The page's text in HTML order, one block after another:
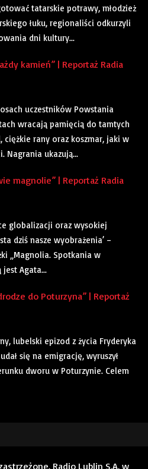
tatarskie potrawy, młodzież
łuku, regionaliści odkurzyli
dni kultury...
kamień” | Reportaż Radia
uczestników Powstania
wracają pamięcią do tamtych
ciężkie rany oraz koszmar, jaki w
Nagrania ukazują...
magnolie” | Reportaż Radia
globalizacji oraz wysokiej
dziś nasze wyobrażenia’ –
„Magnolia. Spotkania w
jest Agata...
do Poturzyna” | Reportaż
lubelski epizod z życia Fryderyka
się na emigrację, wyruszył
dworu w Poturzynie. Celem
Radio Lublin S.A. w